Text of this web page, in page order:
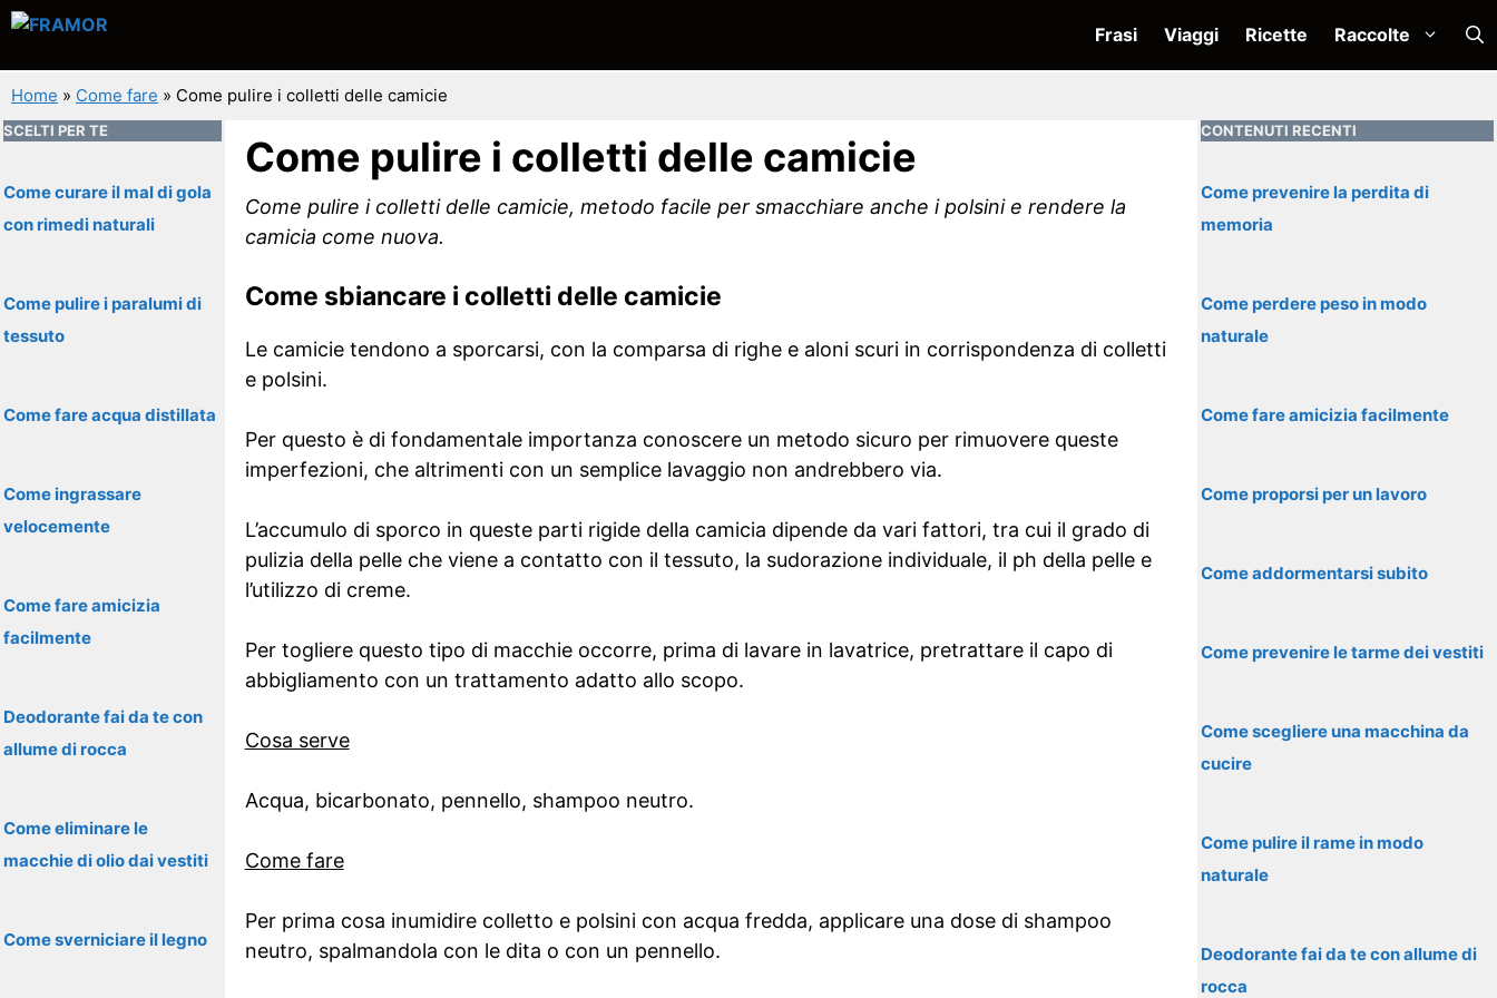
Vai
contenuto
Frasi Viaggi Ricette Raccolte
Home » Come fare » Come pulire i colletti delle camicie
Come pulire i colletti delle camicie
Come pulire i colletti delle camicie, metodo facile per smacchiare anche i polsini e rendere la
camicia come nuova.
Come sbiancare i colletti delle camicie
Le camicie tendono a sporcarsi, con la comparsa di righe e aloni scuri in corrispondenza di colletti
e polsini.
Per questo è di fondamentale importanza conoscere un metodo sicuro per rimuovere queste
imperfezioni, che altrimenti con un semplice lavaggio non andrebbero via.
L’accumulo di sporco in queste parti rigide della camicia dipende da vari fattori, tra cui il grado di
pulizia della pelle che viene a contatto con il tessuto, la sudorazione individuale, il ph della pelle e
l’utilizzo di creme.
Per togliere questo tipo di macchie occorre, prima di lavare in lavatrice, pretrattare il capo di
abbigliamento con un trattamento adatto allo scopo.
Cosa serve
Acqua, bicarbonato, pennello, shampoo neutro.
Come fare
Per prima cosa inumidire colletto e polsini con acqua fredda, applicare una dose di shampoo
neutro, spalmandola con le dita o con un pennello.
SCELTI PER TE
Come curare il mal di gola
con rimedi naturali
Come pulire i paralumi di
tessuto
Come fare acqua distillata
Come ingrassare
velocemente
Come fare amicizia
facilmente
Deodorante fai da te con
allume di rocca
Come eliminare le
macchie di olio dai vestiti
Come sverniciare il legno
CONTENUTI RECENTI
Come prevenire la perdita di
memoria
Come perdere peso in modo
naturale
Come fare amicizia facilmente
Come proporsi per un lavoro
Come addormentarsi subito
Come prevenire le tarme dei vestiti
Come scegliere una macchina da
cucire
Come pulire il rame in modo
naturale
Deodorante fai da te con allume di
rocca